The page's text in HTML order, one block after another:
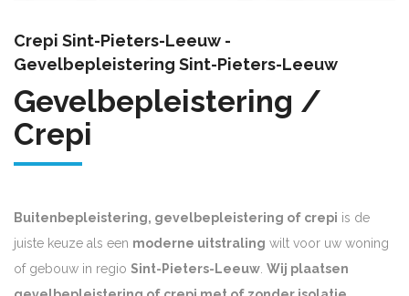
Crepi Sint-Pieters-Leeuw -
Gevelbepleistering Sint-Pieters-Leeuw
Gevelbepleistering /
Crepi
Buitenbepleistering, gevelbepleistering of crepi is de
juiste keuze als een moderne uitstraling wilt voor uw woning
of gebouw in regio Sint-Pieters-Leeuw. Wij plaatsen